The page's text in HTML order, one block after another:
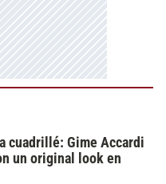
cuadrillé: Gime Accardi
un original look en